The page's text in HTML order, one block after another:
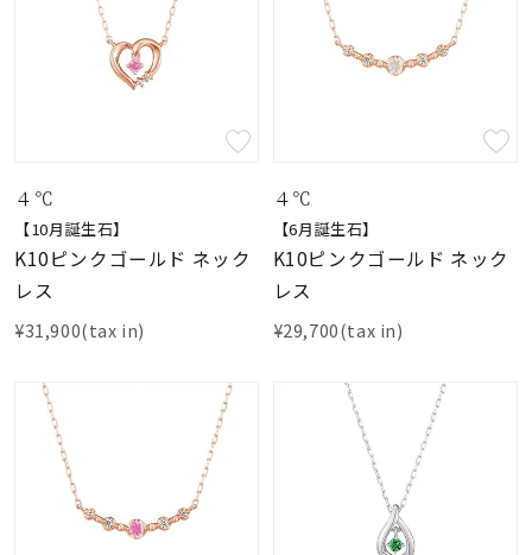
４℃
【10月誕生石】
K10ピンクゴールド ネック
レス
¥31,900(tax in)
４℃
【6月誕生石】
K10ピンクゴールド ネック
レス
¥29,700(tax in)